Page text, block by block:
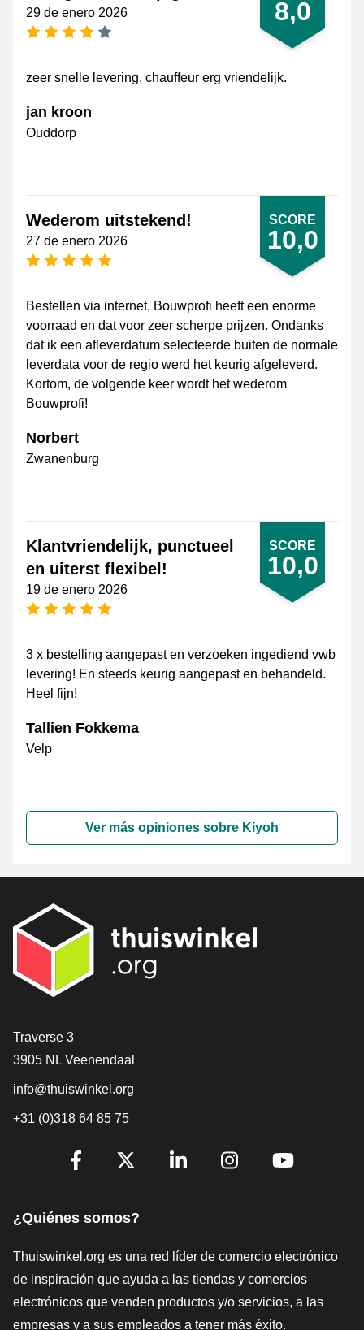
8,0
29 de enero 2026
[_General:NumberOfStarsPluralFormat]
zeer snelle levering, chauffeur erg vriendelijk.
jan kroon
Ouddorp
SCORE
10,0
Wederom uitstekend!
27 de enero 2026
[_General:NumberOfStarsPluralFormat]
Bestellen via internet, Bouwprofi heeft een enorme
voorraad en dat voor zeer scherpe prijzen. Ondanks
dat ik een afleverdatum selecteerde buiten de normale
leverdata voor de regio werd het keurig afgeleverd.
Kortom, de volgende keer wordt het wederom
Bouwprofi!
Norbert
Zwanenburg
SCORE
10,0
Klantvriendelijk, punctueel
en uiterst flexibel!
19 de enero 2026
[_General:NumberOfStarsPluralFormat]
3 x bestelling aangepast en verzoeken ingediend vwb
levering! En steeds keurig aangepast en behandeld.
Heel fijn!
Tallien Fokkema
Velp
Ver más opiniones sobre Kiyoh
[_General:Contact]
Traverse 3
3905 NL Veenendaal
info@thuiswinkel.org
+31 (0)318 64 85 75
[_General:SocialMediaTitle]
¿Quiénes somos?
Thuiswinkel.org es una red líder de comercio electrónico
de inspiración que ayuda a las tiendas y comercios
electrónicos que venden productos y/o servicios, a las
empresas y a sus empleados a tener más éxito.